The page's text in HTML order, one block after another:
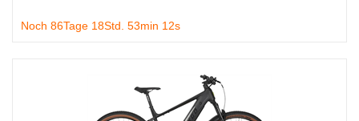
Noch 86Tage 18Std. 53min 11s